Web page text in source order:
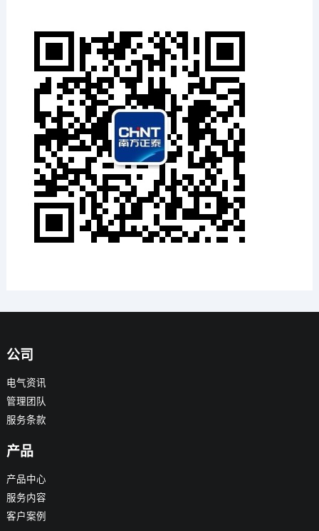
公司
电气资讯
管理团队
服务条款
产品
产品中心
服务内容
客户案例